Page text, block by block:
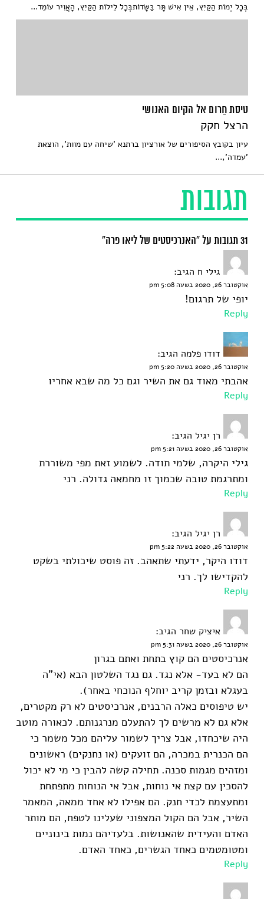
תגובות
31 תגובות על “האנרכיסטים של ליאו פרה”
גילי ח הגיב:
אוקטובר 26, 2020 בשעה 5:08 pm
יופי של תרגום!
Reply
דודו פלמה הגיב:
אוקטובר 26, 2020 בשעה 5:20 pm
אהבתי מאוד גם את השיר וגם כל מה שבא אחריו
Reply
רן יגיל הגיב:
אוקטובר 26, 2020 בשעה 5:21 pm
גילי היקרה, שלמי תודה. לשמוע זאת מפי משוררת
ומתרגמת טובה שכמוך זו מחמאה גדולה. רני
Reply
רן יגיל הגיב:
אוקטובר 26, 2020 בשעה 5:22 pm
דודו היקר, ידעתי שתאהב. זה פוסט שיכולתי בשקט
להקדישו לך. רני
Reply
איציק שחר הגיב:
אוקטובר 26, 2020 בשעה 5:31 pm
אנרכיסטים הם קוץ בתחת ואתם בגרון
הם לא בעד- אלא נגד. גם נגד השלטון הבא (אי"ה
בעגלא ובזמן קריב יוחלף הנוכחי באחר).
יש טיפוסים כאלה הרבנים, אנרכיסטים לא רק מקטרים,
אלא גם לא מרשים לך להתעלם מנרגנותם. לכאורה מוטב
היה שיכחדו, אבל צריך לשמור עליהם מכל משמר כי
הם הכנרית במכרה, הם זועקים (או נחנקים) ראשונים
ומזהים מגמות סכנה. תחילה קשה להבין כי מי לא יכול
להסכין עם קצת אי נוחות, אבל אי הנוחות מתפתחת
ומתעצמת לכדי חנק. הם אפילו לא אחד ממאה, המאמר
השיר, אבל הם הקול המצפוני שעלינו לטפח, הם מותר
האדם והעידית שהאנושות. בלעדיהם נמות בינוניים
ומטומטמים כאחד הגשרים, כאחד האדם.
Reply
בְּכָל יְמוֹת הַקַּיִץ, אֵין אִישׁ תָּר בַּשָּׂדוֹתבְּכָל לֵילוֹת הַקַּיִץ, הָאֲוִיר עוֹמֵד...
טיסת חֵרום אל הקיום האנושי
הרצל חקק
עיון בקובץ הסיפורים של אורציון ברתנא 'שיחה עם מוות', הוצאת
'עמדה',...